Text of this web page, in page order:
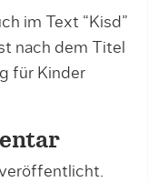
im Text “Kisd”
nach dem Titel
für Kinder